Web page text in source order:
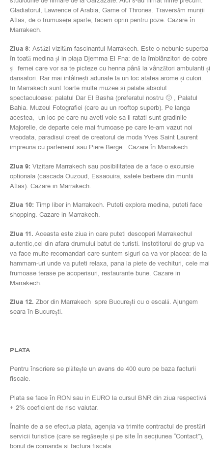
Gladiatorul, Lawrence of Arabia, Game of Thrones. Traversăm munții
Atlas, de o frumusețe aparte, facem opriri pentru poze. Cazare în
Marrakech.
Ziua 8: Astăzi vizităm fascinantul Marrakech. Este o nebunie superba
în toată medina și in piața Djemma El Fna: de la îmblânzitori de cobre
și femei care vor sa te picteze cu henna până la vânzători ambulanti și
dansatori. Rar mai intâlnești adunate la un loc atatea arome și culori.
In Marrakech sunt foarte multe muzee si palate absolut
spectaculoase: palatul Dar El Basha (preferatul nostru 🙂 , Palatul
Bahia. Muzeul Fotografiei (care au un rooftop superb). Pe langa
acestea, un loc pe care nu aveti voie sa il ratati sunt gradinile
Majorelle, de departe cele mai frumoase pe care le-am vazut noi
vreodata, paradisul creat de creatorul de moda Yves Saint Laurent
impreuna cu partenerul sau Piere Berge. Cazare în Marrakech.
Ziua 9: Vizitare Marrakech sau posibilitatea de a face o excursie
optionala (cascada Ouzoud, Essaouira, satele berbere din muntii
Atlas). Cazare in Marrakech.
Ziua 10: Timp liber in Marrakech. Puteti explora medina, puteti face
shopping. Cazare in Marrakech.
Ziua 11. Aceasta este ziua in care puteti descoperi Marrakechul
autentic,cel din afara drumului batut de turisti. Instotitorul de grup va
va face multe recomandari care suntem siguri ca va vor placea: de la
hammam-uri unde va puteti relaxa, pana la piete de vechituri, cele mai
frumoase terase pe acoperisuri, restaurante bune. Cazare in
Marrakech.
Ziua 12. Zbor din Marrakech spre București cu o escală. Ajungem
seara în București.
PLATA
Pentru înscriere se plătește un avans de 400 euro pe baza facturii
fiscale.
Plata se face în RON sau in EURO la cursul BNR din ziua respectivă
+ 2% coeficient de risc valutar.
Înainte de a se efectua plata, agenția va trimite contractul de prestări
servicii turistice (care se regăsește și pe site în secțiunea “Contact”),
bonul de comanda si factura fiscala.